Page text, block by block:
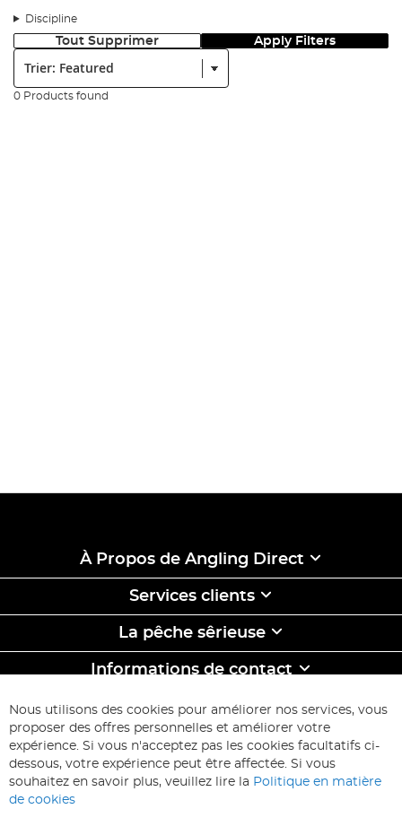
Discipline
Tout Supprimer Apply Filters
0 Products found
À Propos de Angling Direct
Services clients
La pêche sêrieuse
Informations de contact
ABONNEZ-VOUS & ECONOMISEZ
Inscription
à
d’information
:
Inscription
Nous utilisons des cookies pour améliorer nos services, vous
proposer des offres personnelles et améliorer votre
expérience. Si vous n'acceptez pas les cookies facultatifs ci-
dessous, votre expérience peut être affectée. Si vous
souhaitez en savoir plus, veuillez lire la Politique en matière
de cookies